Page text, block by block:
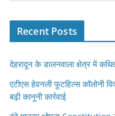
Recent Posts
देहरादून के डालनवाला क्षेत्र में
एटीएस हेवनली फूटहिल्स कॉलोनी
बढ़ी कानूनी कार्रवाई